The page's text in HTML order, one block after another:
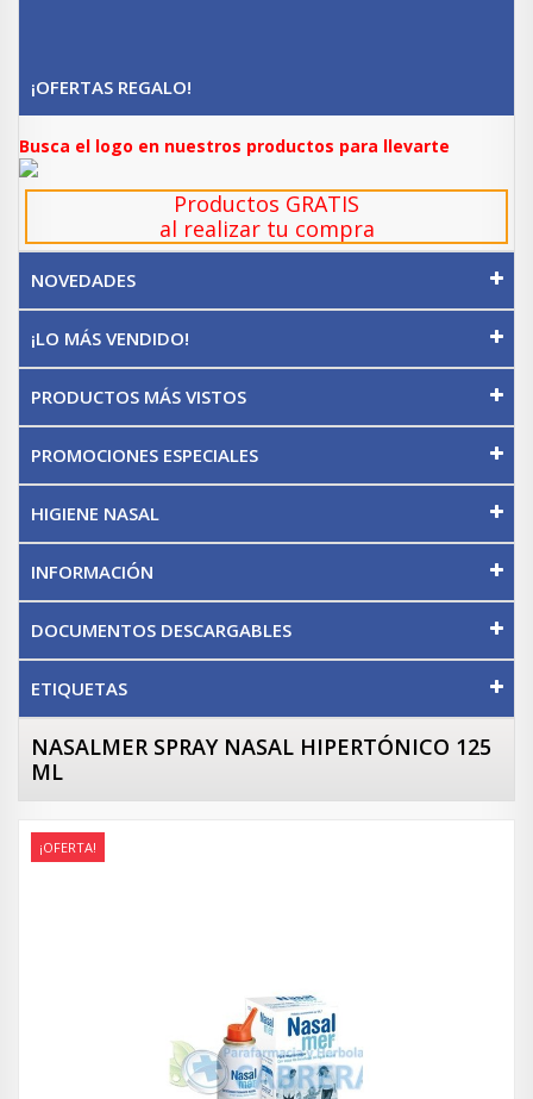
¡OFERTAS REGALO!
Busca el logo en nuestros productos para llevarte
Productos GRATIS
al realizar tu compra
NOVEDADES
¡LO MÁS VENDIDO!
PRODUCTOS MÁS VISTOS
PROMOCIONES ESPECIALES
HIGIENE NASAL
INFORMACIÓN
DOCUMENTOS DESCARGABLES
ETIQUETAS
NASALMER SPRAY NASAL HIPERTÓNICO 125
ML
¡OFERTA!